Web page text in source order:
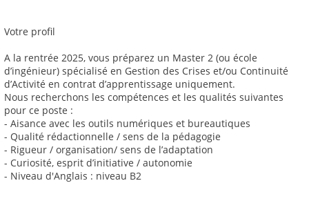
Votre profil
A la rentrée 2025, vous préparez un Master 2 (ou école
d’ingénieur) spécialisé en Gestion des Crises et/ou Continuité
d’Activité en contrat d’apprentissage uniquement.
Nous recherchons les compétences et les qualités suivantes
pour ce poste :
- Aisance avec les outils numériques et bureautiques
- Qualité rédactionnelle / sens de la pédagogie
- Rigueur / organisation/ sens de l’adaptation
- Curiosité, esprit d’initiative / autonomie
- Niveau d'Anglais : niveau B2